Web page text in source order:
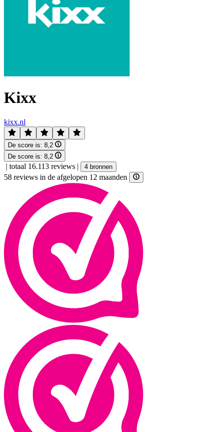
Kixx
kixx.nl
De score is: 8,2
De score is: 8,2
| totaal 16.113 reviews | 4 bronnen
58 reviews in de afgelopen 12 maanden